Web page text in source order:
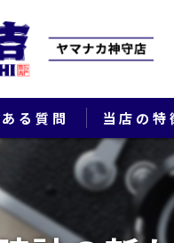
る質問 当店の特
ブランド
貴金属